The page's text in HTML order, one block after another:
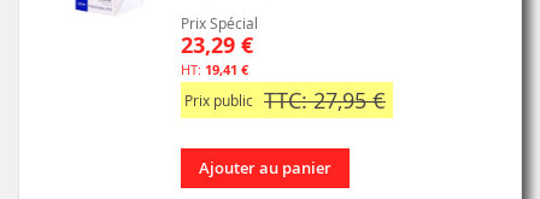
Prix Spécial
23,29 €
19,41 €
Prix public TTC: 27,95 €
Ajouter au panier